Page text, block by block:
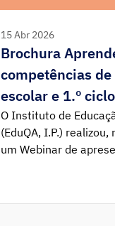
15 Abr 2026
Brochura
competências
escolar e 1.º
O Instituto de
(EduQA, I.P.)
um Webinar de
documento, em
para consulta e